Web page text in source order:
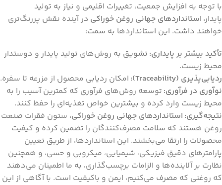
با توجه به افزایش جمعیت، تغییرات اقلیمی و نیاز به تولید
پایدار، استانداردهای جهانی روغن خوراکی در آینده نقش پررنگ‌تری
خواهند داشت. این استانداردها به سمت:
تأکید بیشتر بر پایداری: تشویق به روش‌های تولید پایدار و دوستدار
محیط زیست.
ردیابی‌پذیری (Traceability):
امکان ردیابی محصول از مزرعه تا سفره.
نوآوری در فرآوری: توسعه روش‌های فرآوری که کمترین آسیب را به
محیط زیست وارد کرده و بیشترین خواص تغذیه‌ای را حفظ کنند.
نتیجه‌گیری: استانداردهای جهانی روغن خوراکی، ستون فقرات صنعت
روغن هستند که سلامت مصرف‌کنندگان را تضمین کرده و کیفیت
محصولات را ارتقا می‌بخشند. این استانداردها، از طریق تعیین
پارامترهای دقیق فیزیکی، شیمیایی، میکروبی و حسی، و همچنین
نظارت بر آلاینده‌ها و الزامات برچسب‌گذاری، به ما اطمینان می‌دهند
که روغنی که مصرف می‌کنیم، ایمن و باکیفیت است. با آگاهی از این